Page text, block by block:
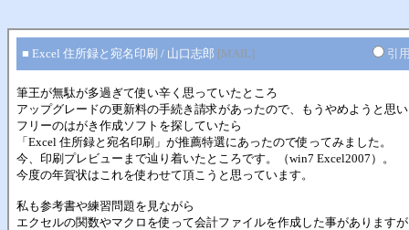
■ Excel 住所録と宛名印刷 / 山口志郎 [MAIL] 引
筆王が無駄が多過ぎて使い辛く思っていたところ
アップグレードの更新料の手続き請求があったので、もうやめようと思
フリーのはがき作成ソフトを探していたら
「Excel 住所録と宛名印刷」が推薦特選にあったので使ってみました。
今、印刷プレビューまで辿り着いたところです。（win7 Excel2007）。
今度の年賀状はこれを使わせて頂こうと思っています。
私も参考書や練習問題を見ながら
エクセルの関数やマクロを使って会計ファイルを作成した事がありますが